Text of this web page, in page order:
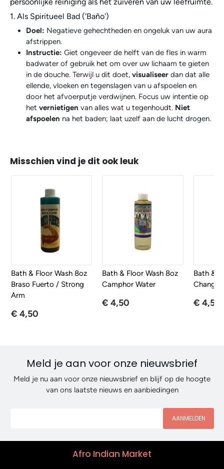
1. Als Spiritueel Bad ('Baño')
Doel: Negatieve gehechtheden en ongeluk van uw aura
afstrippen.
Instructie: Giet ongeveer de helft van de fles in warm
badwater of gebruik het om over uw lichaam te gieten
in de douche. Terwijl u dit doet, visualiseer dan dat alle
ellende, vloeken en tegenslagen van u afspoelen en
door het afvoerputje verdwijnen. Focus uw intentie op
het vernietigen van alles wat u tegenhoudt. Niet
afspoelen na het baden; laat uzelf aan de lucht drogen.
Misschien vind je dit ook leuk
Bath & Floor Wash 8oz
Braso Fuerto / Strong
Arm
€ 4,50
Bath & Floor Wash 8oz
Camphor Water
€ 4,50
Bath &
Chango
€ 4,50
Meld je aan voor onze nieuwsbrief
Meld je nu aan voor onze nieuwsbrief en blijf op de hoogte
van ons laatste nieuws en aanbiedingen
AANMELDEN
Afro Indian Market